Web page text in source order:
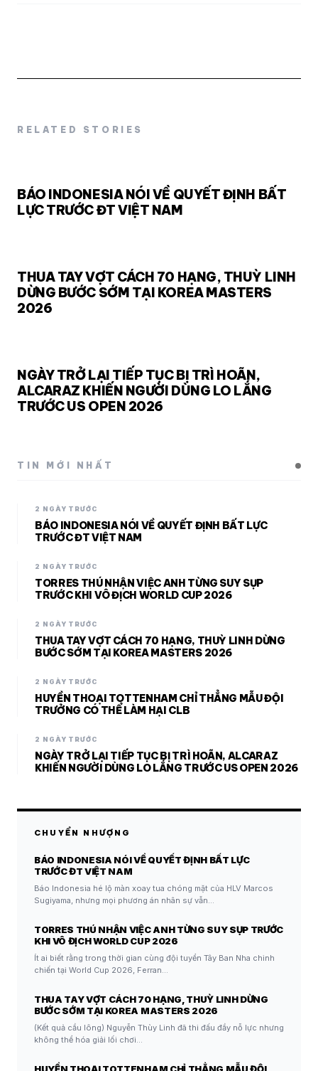
RELATED STORIES
BÁO INDONESIA NÓI VỀ QUYẾT ĐỊNH BẤT
LỰC TRƯỚC ĐT VIỆT NAM
THUA TAY VỢT CÁCH 70 HẠNG, THUỲ LINH
DỪNG BƯỚC SỚM TẠI KOREA MASTERS
2026
NGÀY TRỞ LẠI TIẾP TỤC BỊ TRÌ HOÃN,
ALCARAZ KHIẾN NGƯỜI DÙNG LO LẮNG
TRƯỚC US OPEN 2026
TIN MỚI NHẤT
2 NGÀY TRƯỚC
BÁO INDONESIA NÓI VỀ QUYẾT ĐỊNH BẤT LỰC
TRƯỚC ĐT VIỆT NAM
2 NGÀY TRƯỚC
TORRES THÚ NHẬN VIỆC ANH TỪNG SUY SỤP
TRƯỚC KHI VÔ ĐỊCH WORLD CUP 2026
2 NGÀY TRƯỚC
THUA TAY VỢT CÁCH 70 HẠNG, THUỲ LINH DỪNG
BƯỚC SỚM TẠI KOREA MASTERS 2026
2 NGÀY TRƯỚC
HUYỀN THOẠI TOTTENHAM CHỈ THẲNG MẪU ĐỘI
TRƯỞNG CÓ THỂ LÀM HẠI CLB
2 NGÀY TRƯỚC
NGÀY TRỞ LẠI TIẾP TỤC BỊ TRÌ HOÃN, ALCARAZ
KHIẾN NGƯỜI DÙNG LO LẮNG TRƯỚC US OPEN 2026
CHUYỂN NHƯỢNG
BÁO INDONESIA NÓI VỀ QUYẾT ĐỊNH BẤT LỰC
TRƯỚC ĐT VIỆT NAM
Báo Indonesia hé lộ màn xoay tua chóng mặt của HLV Marcos
Sugiyama, nhưng mọi phương án nhân sự vẫn…
TORRES THÚ NHẬN VIỆC ANH TỪNG SUY SỤP TRƯỚC
KHI VÔ ĐỊCH WORLD CUP 2026
Ít ai biết rằng trong thời gian cùng đội tuyển Tây Ban Nha chinh
chiến tại World Cup 2026, Ferran…
THUA TAY VỢT CÁCH 70 HẠNG, THUỲ LINH DỪNG
BƯỚC SỚM TẠI KOREA MASTERS 2026
(Kết quả cầu lông) Nguyễn Thùy Linh đã thi đấu đầy nỗ lực nhưng
không thể hóa giải lối chơi…